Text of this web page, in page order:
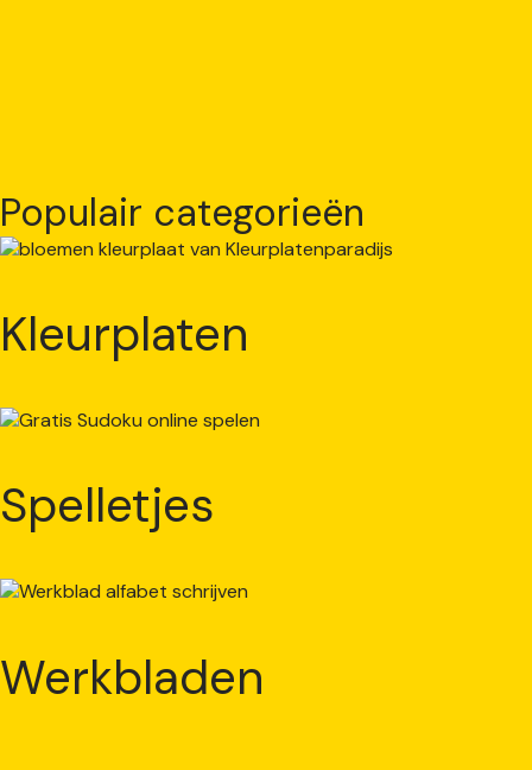
Populair categorieën
Kleurplaten
Spelletjes
Werkbladen